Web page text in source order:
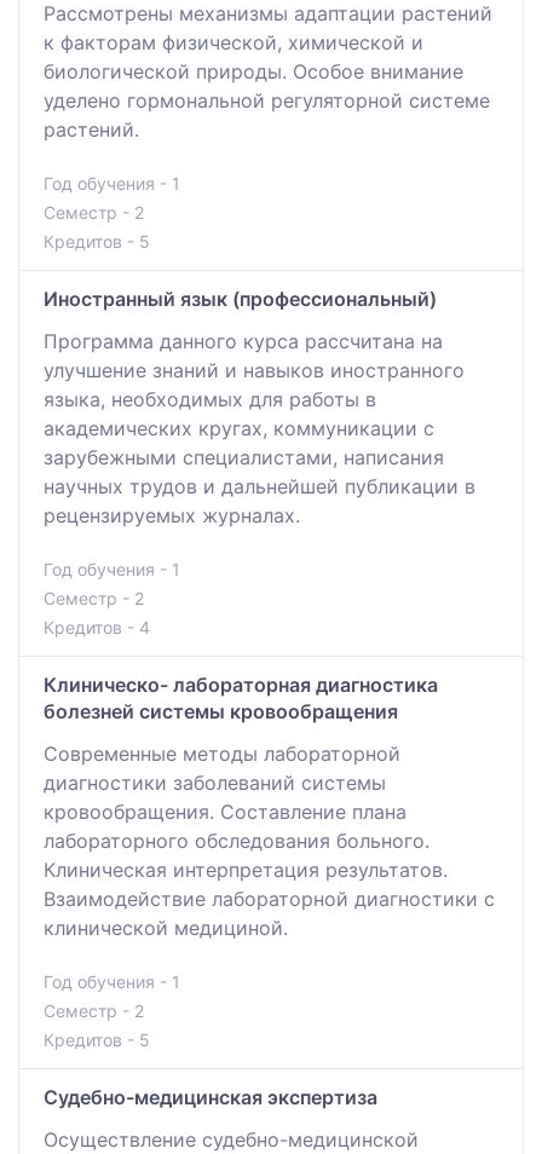
Рассмотрены механизмы адаптации растений
к факторам физической, химической и
биологической природы. Особое внимание
уделено гормональной регуляторной системе
растений.
Год обучения - 1
Семестр - 2
Кредитов - 5
Иностранный язык (профессиональный)
Программа данного курса рассчитана на
улучшение знаний и навыков иностранного
языка, необходимых для работы в
академических кругах, коммуникации с
зарубежными специалистами, написания
научных трудов и дальнейшей публикации в
рецензируемых журналах.
Год обучения - 1
Семестр - 2
Кредитов - 4
Клиническо- лабораторная диагностика
болезней системы кровообращения
Современные методы лабораторной
диагностики заболеваний системы
кровообращения. Составление плана
лабораторного обследования больного.
Клиническая интерпретация результатов.
Взаимодействие лабораторной диагностики с
клинической медициной.
Год обучения - 1
Семестр - 2
Кредитов - 5
Судебно-медицинская экспертиза
Осуществление судебно-медицинской